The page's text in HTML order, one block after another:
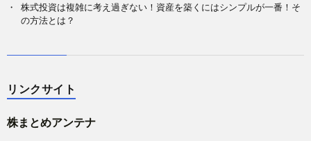
株式投資は複雑に考え過ぎない！資産を築くにはシンプルが一番！そ
の方法とは？
リンクサイト
株まとめアンテナ